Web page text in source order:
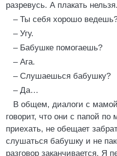
разревусь. А плакать нельзя.
– Ты себя хорошо
– Угу.
– Бабушке помогаешь?
– Ага.
– Слушаешься бабушку?
– Да…
В общем, диалоги с
говорит, что они с папой
приехать, не обещает
слушаться бабушку и не
разговор заканчивается. Я